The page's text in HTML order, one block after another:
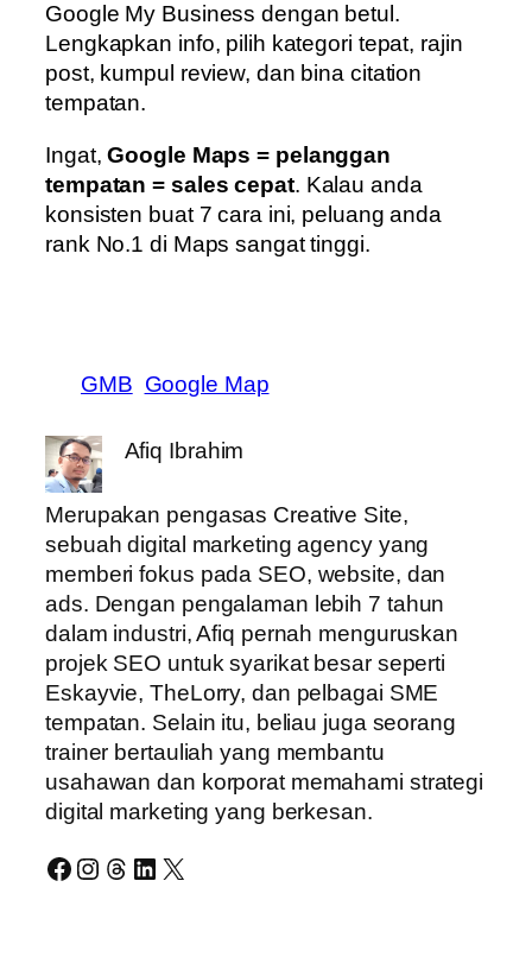
Google My Business dengan betul.
Lengkapkan info, pilih kategori tepat, rajin
post, kumpul review, dan bina citation
tempatan.
Ingat,Google Maps = pelanggan
tempatan = sales cepat. Kalau anda
konsisten buat 7 cara ini, peluang anda
rank No.1 di Maps sangat tinggi.
GMB Google Map
Afiq Ibrahim
Merupakan pengasas Creative Site,
sebuah digital marketing agency yang
memberi fokus pada SEO, website, dan
ads. Dengan pengalaman lebih 7 tahun
dalam industri, Afiq pernah menguruskan
projek SEO untuk syarikat besar seperti
Eskayvie, TheLorry, dan pelbagai SME
tempatan. Selain itu, beliau juga seorang
trainer bertauliah yang membantu
usahawan dan korporat memahami strategi
digital marketing yang berkesan.
Facebook
Instagram
Threads
LinkedIn
X